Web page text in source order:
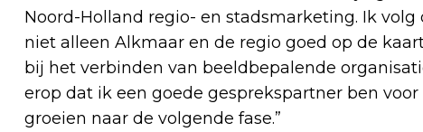
Noord-Holland regio- en stadsmarketing. Ik
niet alleen Alkmaar en de regio goed op de
bij het verbinden van beeldbepalende
erop dat ik een goede gesprekspartner ben
groeien naar de volgende fase.”